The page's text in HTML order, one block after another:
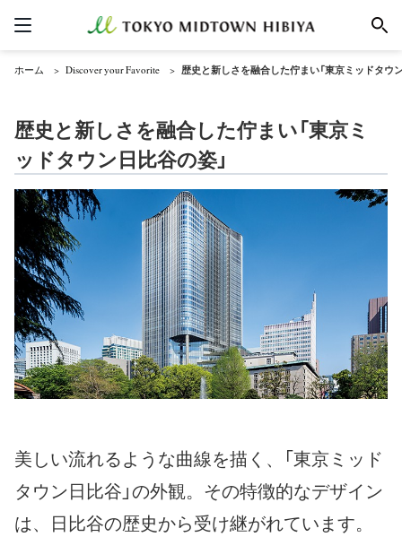
ホーム Discover your Favorite 歴史と新しさを融合した佇まい「東京ミッドタウ
歴史と新しさを融合した佇まい「東京ミ
ッドタウン日比谷の姿」
美しい流れるような曲線を描く、「東京ミッド
タウン日比谷」の外観。その特徴的なデザイン
は、日比谷の歴史から受け継がれています。